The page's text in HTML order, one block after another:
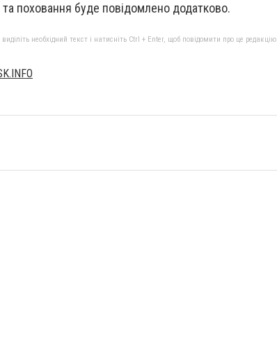
поховання буде повідомлено додатково.
необхідний текст і натисніть Ctrl + Enter, щоб повідомити про це редакцію